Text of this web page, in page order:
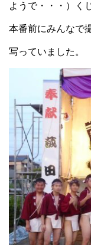
ようで・・・）く
本番前にみんなで
写っていました。